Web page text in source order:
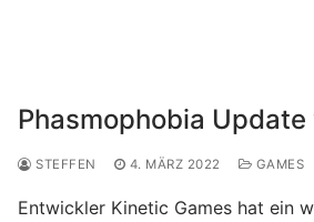
Phasmophobia Update
STEFFEN 4. MÄRZ 2022 GAMES
Entwickler Kinetic Games hat ein